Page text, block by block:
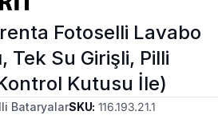
Fotoselli Lavabo
Tek Su Girişli, Pilli
Kutusu İle)
BataryalarSKU: 116.193.21.1